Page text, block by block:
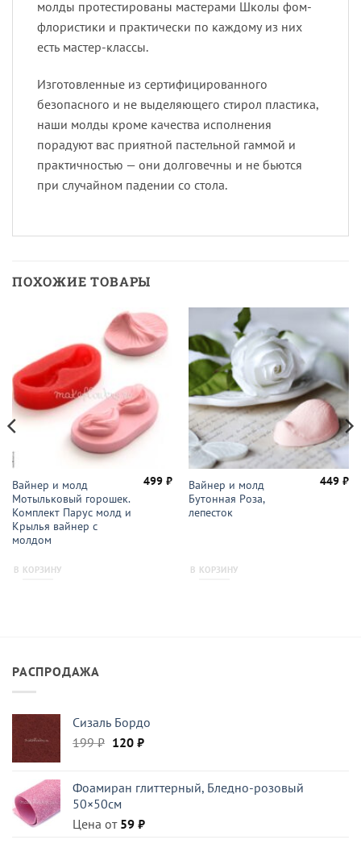
молды протестированы мастерами Школы фом-
флористики и практически по каждому из них
есть мастер-классы.
Изготовленные из сертифицированного
безопасного и не выделяющего стирол пластика,
наши молды кроме качества исполнения
порадуют вас приятной пастельной гаммой и
практичностью — они долговечны и не бьются
при случайном падении со стола.
ПОХОЖИЕ ТОВАРЫ
Вайнер и молд
Мотыльковый горошек.
Комплект Парус молд и
Крылья вайнер с
молдом
499₽
В КОРЗИНУ
Вайнер и молд
Бутонная Роза,
лепесток
449₽
В КОРЗИНУ
РАСПРОДАЖА
Сизаль Бордо
199₽ Первоначальная
199 ₽.
120 ₽Текущая
Фоамиран глиттерный, Бледно-розовый
50×50см
Цена от 59 ₽